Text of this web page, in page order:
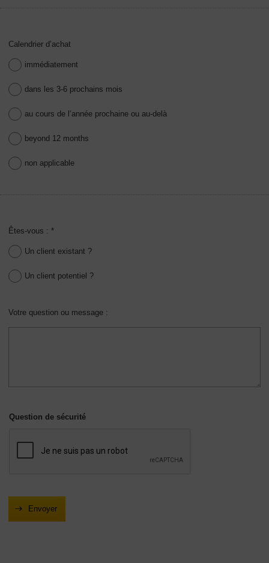
Calendrier d’achat
immédiatement
dans les 3-6 prochains mois
au cours de l’année prochaine ou au-delà
beyond 12 months
non applicable
Êtes-vous : *
Un client existant ?
Un client potentiel ?
Votre question ou message :
Question de sécurité